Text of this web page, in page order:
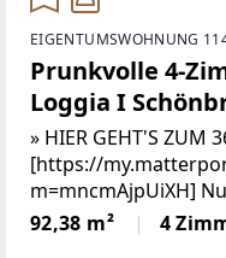
EIGENTUMSWOHNUNG
Prunkvolle 4-
Loggia I
Rundgang
» HIER GEHT'S ZUM
[https://
m=mncmAjpUiXH]
ehemaligen
entfernt, auch
92,38 m² 4